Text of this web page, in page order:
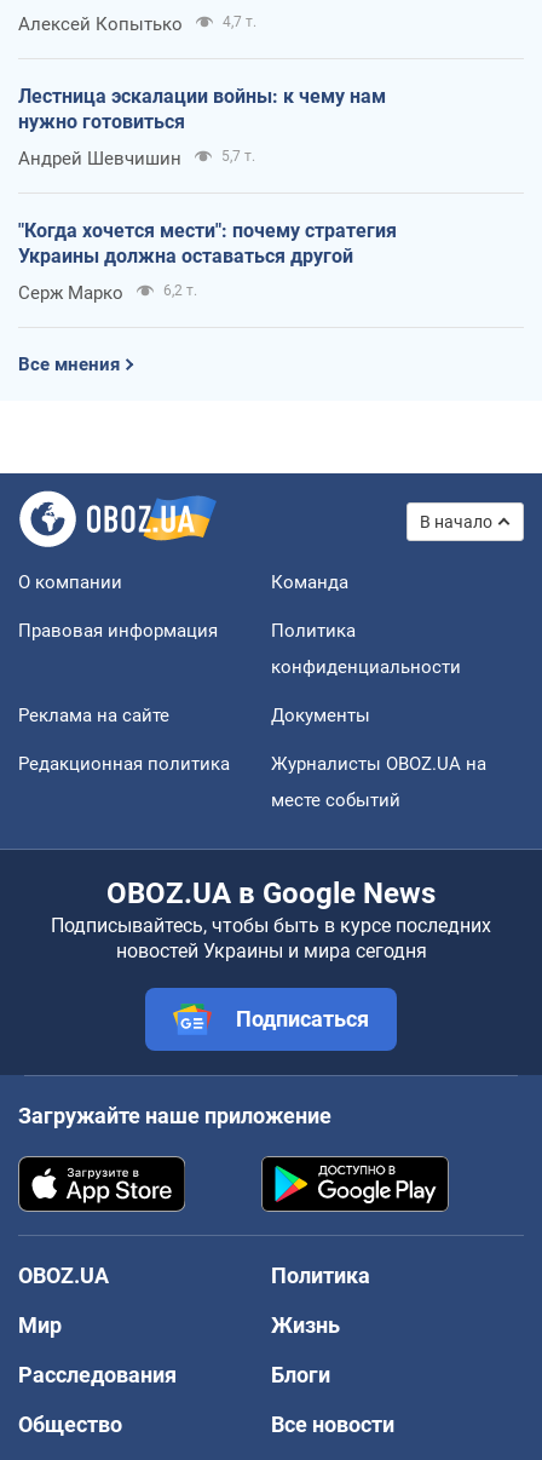
Алексей Копытько 4,7 т.
Лестница эскалации войны: к чему нам
нужно готовиться
Андрей Шевчишин 5,7 т.
"Когда хочется мести": почему стратегия
Украины должна оставаться другой
Серж Марко 6,2 т.
Все мнения
В начало
О компании Команда
Правовая информация
Политика
конфиденциальности
Реклама на сайте Документы
Редакционная политика
Журналисты OBOZ.UA на
месте событий
OBOZ.UA в Google News
Подписывайтесь, чтобы быть в курсе последних
новостей Украины и мира сегодня
Подписаться
Загружайте наше приложение
OBOZ.UA
Политика
Мир
Жизнь
Расследования
Блоги
Общество
Все новости